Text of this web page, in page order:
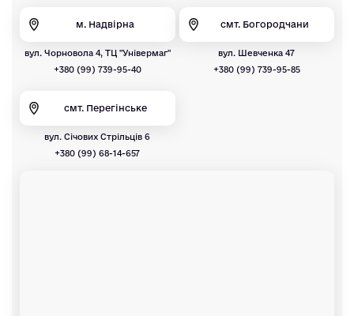
м. Надвірна
вул. Чорновола 4, ТЦ "Універмаг"
+380 (99) 739-95-40
смт. Богородчани
вул. Шевченка 47
+380 (99) 739-95-85
смт. Перегінське
вул. Січових Стрільців 6
+380 (99) 68-14-657